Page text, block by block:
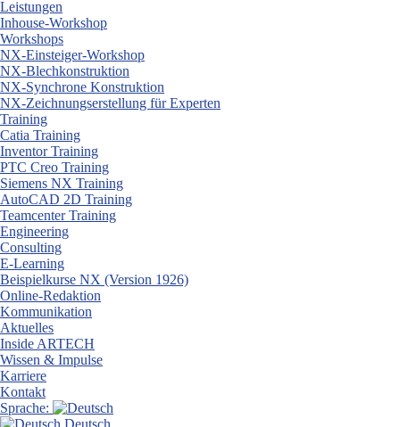
Leistungen
Inhouse-Workshop
Workshops
NX-Einsteiger-Workshop
NX-Blechkonstruktion
NX-Synchrone Konstruktion
NX-Zeichnungserstellung für Experten
Training
Catia Training
Inventor Training
PTC Creo Training
Siemens NX Training
AutoCAD 2D Training
Teamcenter Training
Engineering
Consulting
E-Learning
Beispielkurse NX (Version 1926)
Online-Redaktion
Kommunikation
Aktuelles
Inside ARTECH
Wissen & Impulse
Karriere
Kontakt
Sprache:
Deutsch